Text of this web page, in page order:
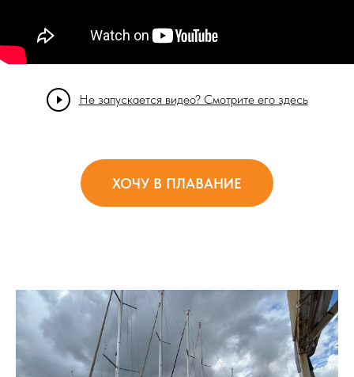
Не запускается видео? Смотрите его здесь
ХОЧУ В ПЛАВАНИЕ